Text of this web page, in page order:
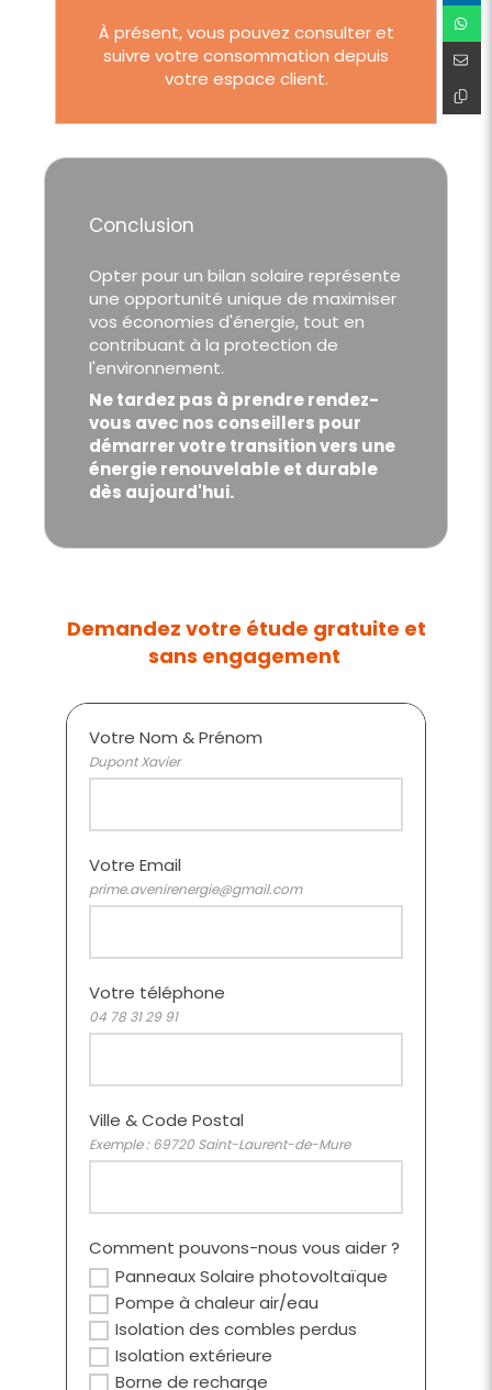
À présent, vous pouvez consulter et
suivre votre consommation depuis
votre espace client.
Conclusion
Opter pour un bilan solaire représente
une opportunité unique de maximiser
vos économies d'énergie, tout en
contribuant à la protection de
l'environnement.
Ne tardez pas à prendre rendez-
vous avec nos conseillers pour
démarrer votre transition vers une
énergie renouvelable et durable
dès aujourd'hui.
Demandez votre étude gratuite et
sans engagement
Votre Nom & Prénom
Dupont Xavier
Votre Email
prime.avenirenergie@gmail.com
Votre téléphone
04 78 31 29 91
Ville & Code Postal
Exemple : 69720 Saint-Laurent-de-Mure
Comment pouvons-nous vous aider ?
Panneaux Solaire photovoltaïque
Pompe à chaleur air/eau
Isolation des combles perdus
Isolation extérieure
Borne de recharge